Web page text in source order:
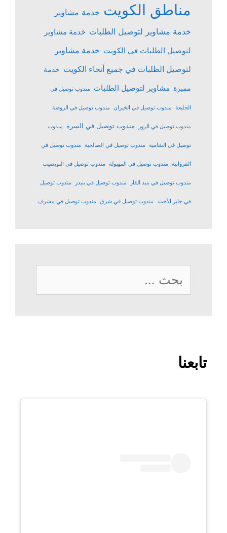
مناطق الكويت خدمة مشاوير
خدمة مشاوير لتوصيل الطلبات خدمة مشاوير
لتوصيل الطلبات في الكويت خدمة مشاوير
لتوصيل الطلبات في جميع أنحاء الكويت خدمة
مميزة مشاوير لتوصيل الطلبات مندوب توصيل في
الجليعة مندوب توصيل في الخيران مندوب توصيل في الروضة
مندوب توصيل في الزور مندوب توصيل في السرة مندوب
توصيل في الشامية مندوب توصيل في الصالحية مندوب توصيل في
الفروانية مندوب توصيل في المهبولة مندوب توصيل في النويصيب
مندوب توصيل في بنيد القار مندوب توصيل في بنيدر مندوب توصيل
في جابر الأحمد مندوب توصيل في شرق مندوب توصيل في مشرف
عن:
تابعنا